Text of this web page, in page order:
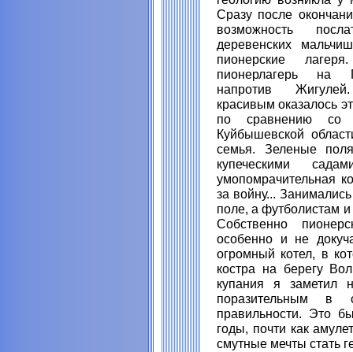
Сразу после
возможность
деревенских
пионерские
пионерлагерь на
напротив
красивым оказалось
по сравнению со
Куйбышевской
семья. Зеленые
купеческими
умопомрачительная
за войну...
поле, а футболистам
Собственно
особенно и не
огромный котел, в
костра на берегу
купания я заметил
поразительным в
правильности. Это
годы, почти как
смутные мечты стать